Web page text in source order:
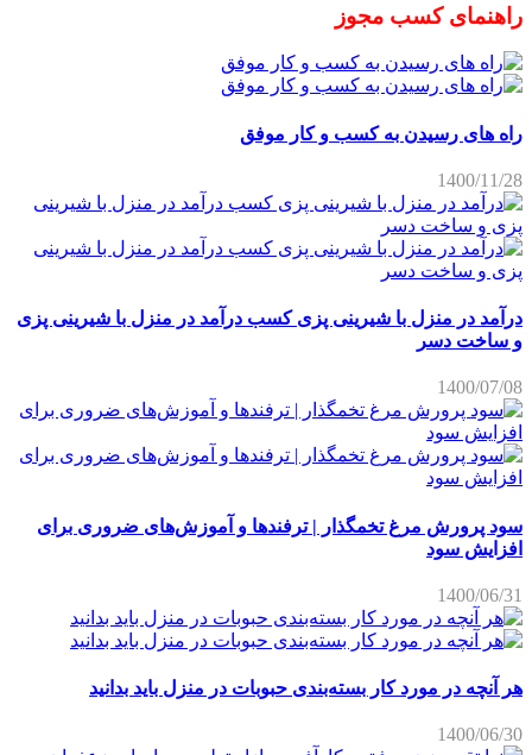
راهنمای کسب مجوز
راه های رسیدن به کسب و کار موفق
1400/11/28
درآمد در منزل با شیرینی پزی کسب درآمد در منزل با شیرینی پزی
و ساخت دسر
1400/07/08
سود پرورش مرغ تخمگذار | ترفندها و آموزش‌های ضروری برای
افزایش سود
1400/06/31
هر آنچه در مورد کار بسته‌بندی حبوبات در منزل باید بدانید
1400/06/30